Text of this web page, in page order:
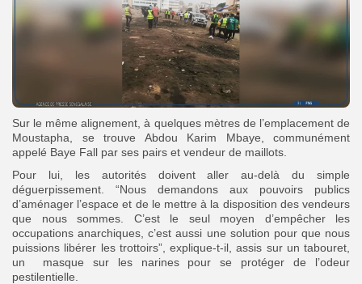
Sur le même alignement, à quelques mètres de l’emplacement de
Moustapha, se trouve Abdou Karim Mbaye, communément
appelé Baye Fall par ses pairs et vendeur de maillots.
Pour lui, les autorités doivent aller au-delà du simple
déguerpissement. “Nous demandons aux pouvoirs publics
d’aménager l’espace et de le mettre à la disposition des vendeurs
que nous sommes. C’est le seul moyen d’empêcher les
occupations anarchiques, c’est aussi une solution pour que nous
puissions libérer les trottoirs”, explique-t-il, assis sur un tabouret,
un masque sur les narines pour se protéger de l’odeur
pestilentielle.